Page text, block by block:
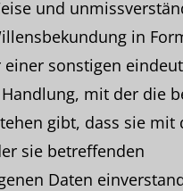
und
in
einer sonstigen
mit der die
gibt, dass sie mit
sie betreffenden
Daten